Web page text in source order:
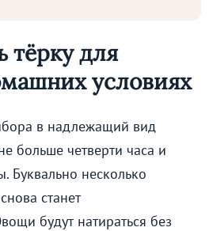
тёрку для
условиях
в надлежащий вид
больше четверти часа и
Буквально несколько
станет
будут натираться без